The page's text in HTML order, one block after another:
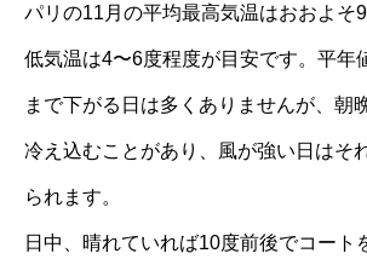
パリの11月の平均最高気温はおおよそ
低気温は4〜6度程度が目安です。平年
まで下がる日は多くありませんが、朝
冷え込むことがあり、風が強い日はそ
られます。
日中、晴れていれば10度前後でコート